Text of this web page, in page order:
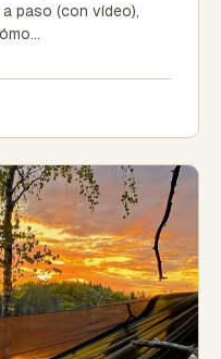
paso (con vídeo),